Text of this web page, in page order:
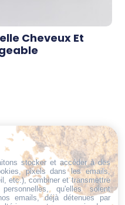
Cheveux Et
Trouvez ce qu'il vous faut,
au bon endroit
stocker et accéder à des
pixels dans les emails,
etc.), combiner et transmettre
qu'elles soient
emails, déjà détenues par